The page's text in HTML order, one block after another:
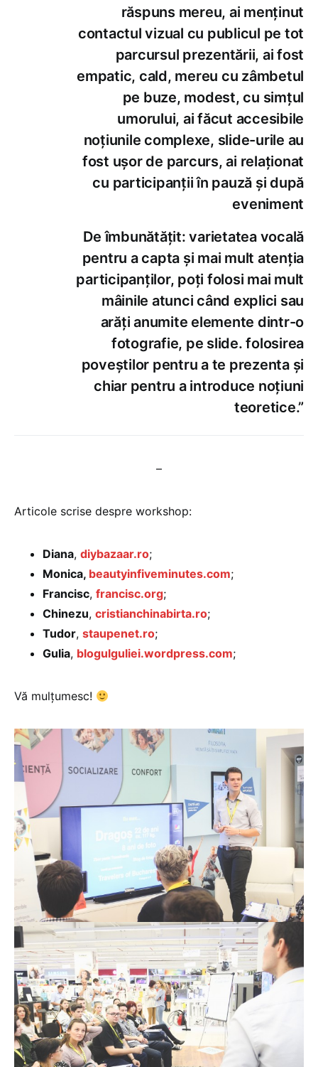
răspuns mereu, ai menținut
contactul vizual cu publicul pe tot
parcursul prezentării, ai fost
empatic, cald, mereu cu zâmbetul
pe buze, modest, cu simțul
umorului, ai făcut accesibile
noțiunile complexe, slide-urile au
fost ușor de parcurs, ai relaționat
cu participanții în pauză și după
eveniment
De îmbunătățit: varietatea vocală
pentru a capta și mai mult atenția
participanților, poți folosi mai mult
mâinile atunci când explici sau
arăți anumite elemente dintr-o
fotografie, pe slide. folosirea
poveștilor pentru a te prezenta și
chiar pentru a introduce noțiuni
teoretice.”
–
Articole scrise despre workshop:
Diana, diybazaar.ro;
Monica, beautyinfiveminutes.com;
Francisc, francisc.org;
Chinezu, cristianchinabirta.ro;
Tudor, staupenet.ro;
Gulia, blogulguliei.wordpress.com;
Vă mulțumesc!